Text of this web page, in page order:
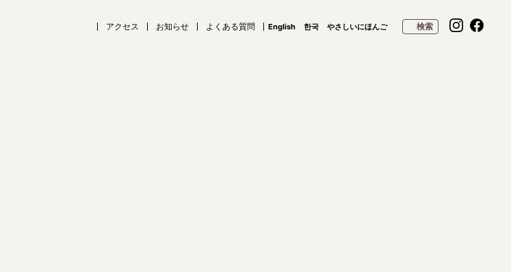
アクセス お知らせ よくある質問 English 한국 やさしいにほんご 検索